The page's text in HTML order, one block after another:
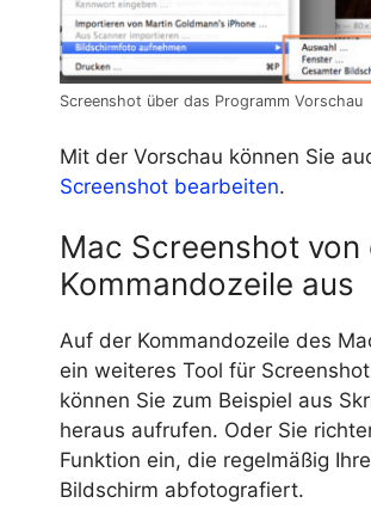
Screenshot über das Programm Vorschau
Mit der Vorschau können Sie
Screenshot bearbeiten.
Mac Screenshot von
Kommandozeile aus
Auf der Kommandozeile des
ein weiteres Tool für
können Sie zum Beispiel aus
heraus aufrufen. Oder Sie
Funktion ein, die regelmäßig
Bildschirm abfotografiert.